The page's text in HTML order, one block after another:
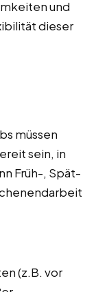
und
dieser
müssen
sein, in
Früh-, Spät-
(z.B. vor